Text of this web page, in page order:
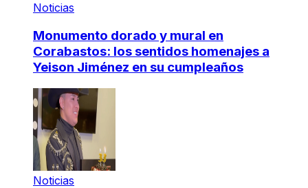
Noticias
Monumento dorado y mural en
Corabastos: los sentidos homenajes a
Yeison Jiménez en su cumpleaños
Noticias